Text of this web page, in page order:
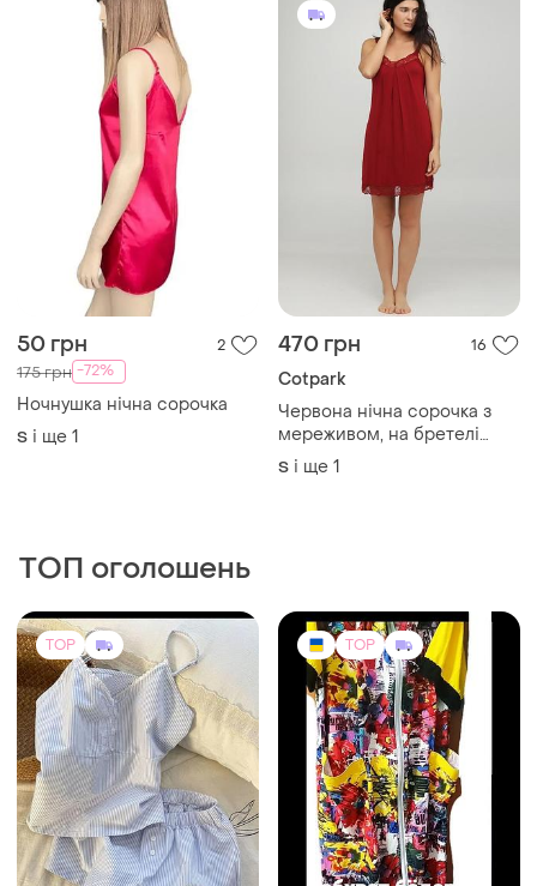
50 грн 2
175 грн -72%
Ночнушка нічна сорочка
S і ще 1
470 грн 16
Cotpark
Червона нічна сорочка з
мереживом, на бретелі
віскоза 10551
S і ще 1
ТОП оголошень
TOP TOP